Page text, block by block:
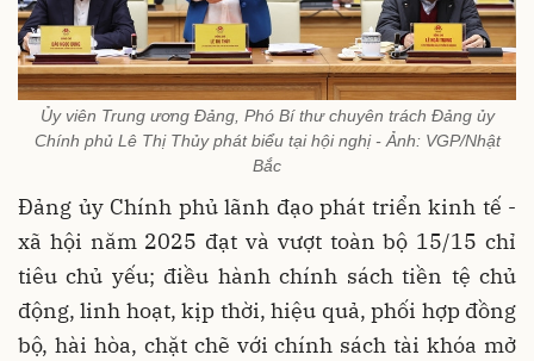
Ủy viên Trung ương Đảng, Phó Bí thư chuyên trách Đảng ủy
Chính phủ Lê Thị Thủy phát biểu tại hội nghị - Ảnh: VGP/Nhật
Bắc
Đảng ủy Chính phủ lãnh đạo phát triển kinh tế -
xã hội năm 2025 đạt và vượt toàn bộ 15/15 chỉ
tiêu chủ yếu; điều hành chính sách tiền tệ chủ
động, linh hoạt, kịp thời, hiệu quả, phối hợp đồng
bộ, hài hòa, chặt chẽ với chính sách tài khóa mở